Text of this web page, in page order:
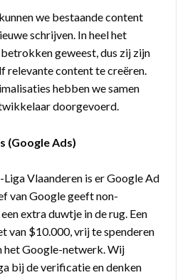
we bestaande content
schrijven. In heel het
geweest, dus zij zijn
relevante content te creëren.
hebben we samen
doorgevoerd.
(Google Ads)
Vlaanderen is er Google Ad
van Google geeft non-
extra duwtje in de rug. Een
van $10.000, vrij te spenderen
het Google-netwerk. Wij
bij de verificatie en denken